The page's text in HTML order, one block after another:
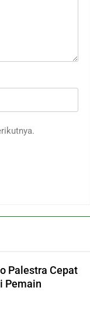
Palestra Cepat
Pemain